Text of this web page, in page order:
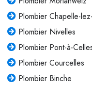
Plombier Chapelle-
Plombier Nivelles
Plombier Pont-à-
Plombier Courcelles
Plombier Binche